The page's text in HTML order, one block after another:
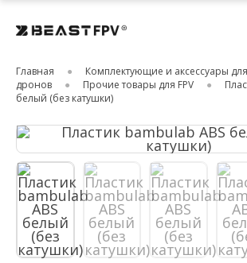
Главная
Комплектующие и аксессуары для
дронов
Прочие товары для FPV
белый (без катушки)